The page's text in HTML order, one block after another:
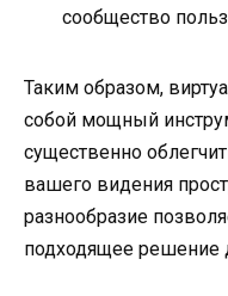
сообщество
Таким образом,
собой мощный
существенно
вашего видения
разнообразие
подходящее решение